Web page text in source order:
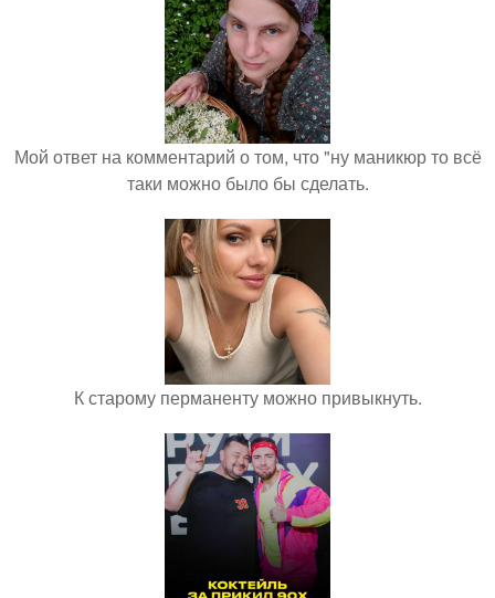
Мой ответ на комментарий о том, что "ну маникюр то всё
таки можно было бы сделать.
К старому перманенту можно привыкнуть.